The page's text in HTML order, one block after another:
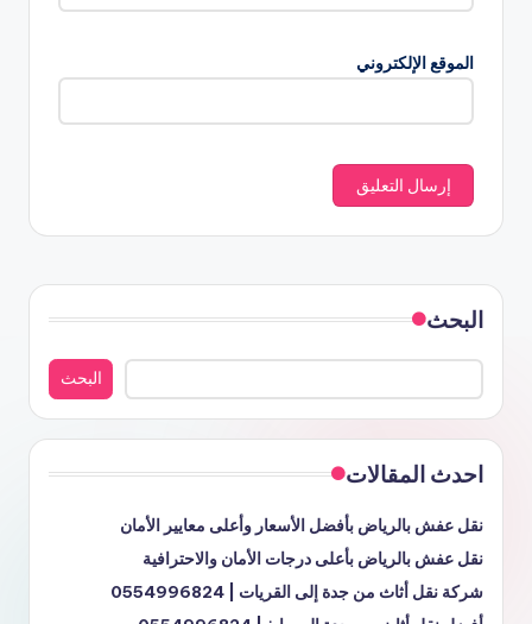
الموقع الإلكتروني
البحث
البحث
احدث المقالات
نقل عفش بالرياض بأفضل الأسعار وأعلى معايير الأمان
نقل عفش بالرياض بأعلى درجات الأمان والاحترافية
شركة نقل أثاث من جدة إلى القريات | 0554996824